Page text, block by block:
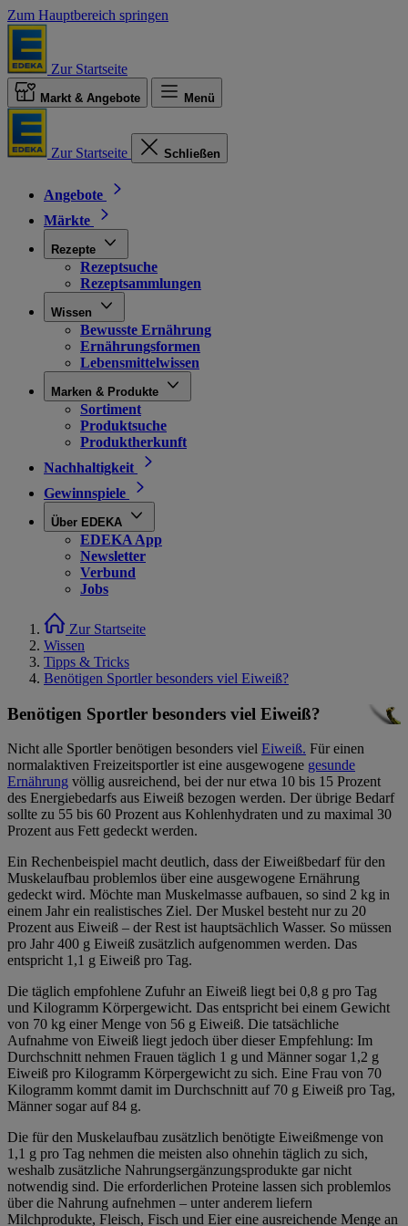
Zum Hauptbereich springen
Zur Startseite
Markt & Angebote Menü
Zur Startseite Schließen
Angebote
Märkte
Rezepte
Rezeptsuche
Rezeptsammlungen
Wissen
Bewusste Ernährung
Ernährungsformen
Lebensmittelwissen
Marken & Produkte
Sortiment
Produktsuche
Produktherkunft
Nachhaltigkeit
Gewinnspiele
Über EDEKA
EDEKA App
Newsletter
Verbund
Jobs
Zur Startseite
Wissen
Tipps & Tricks
Benötigen Sportler besonders viel Eiweiß?
Benötigen Sportler besonders viel Eiweiß?
Nicht alle Sportler benötigen besonders viel Eiweiß. Für einen
normalaktiven Freizeitsportler ist eine ausgewogene gesunde
Ernährung völlig ausreichend, bei der nur etwa 10 bis 15 Prozent
des Energiebedarfs aus Eiweiß bezogen werden. Der übrige Bedarf
sollte zu 55 bis 60 Prozent aus Kohlenhydraten und zu maximal 30
Prozent aus Fett gedeckt werden.
Ein Rechenbeispiel macht deutlich, dass der Eiweißbedarf für den
Muskelaufbau problemlos über eine ausgewogene Ernährung
gedeckt wird. Möchte man Muskelmasse aufbauen, so sind 2 kg in
einem Jahr ein realistisches Ziel. Der Muskel besteht nur zu 20
Prozent aus Eiweiß – der Rest ist hauptsächlich Wasser. So müssen
pro Jahr 400 g Eiweiß zusätzlich aufgenommen werden. Das
entspricht 1,1 g Eiweiß pro Tag.
Die täglich empfohlene Zufuhr an Eiweiß liegt bei 0,8 g pro Tag
und Kilogramm Körpergewicht. Das entspricht bei einem Gewicht
von 70 kg einer Menge von 56 g Eiweiß. Die tatsächliche
Aufnahme von Eiweiß liegt jedoch über dieser Empfehlung: Im
Durchschnitt nehmen Frauen täglich 1 g und Männer sogar 1,2 g
Eiweiß pro Kilogramm Körpergewicht zu sich. Eine Frau von 70
Kilogramm kommt damit im Durchschnitt auf 70 g Eiweiß pro Tag,
Männer sogar auf 84 g.
Die für den Muskelaufbau zusätzlich benötigte Eiweißmenge von
1,1 g pro Tag nehmen die meisten also ohnehin täglich zu sich,
weshalb zusätzliche Nahrungsergänzungsprodukte gar nicht
notwendig sind. Die erforderlichen Proteine lassen sich problemlos
über die Nahrung aufnehmen – unter anderem liefern
Milchprodukte, Fleisch, Fisch und Eier eine ausreichende Menge an